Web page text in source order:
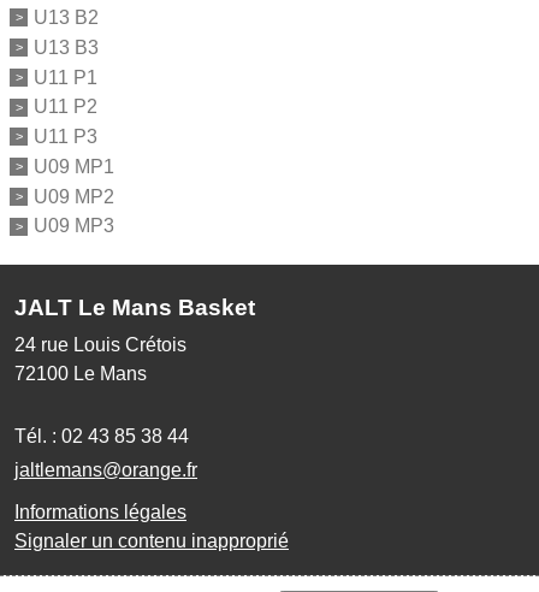
U13 B2
U13 B3
U11 P1
U11 P2
U11 P3
U09 MP1
U09 MP2
U09 MP3
JALT Le Mans Basket
24 rue Louis Crétois
72100 Le Mans
Tél. : 02 43 85 38 44
jaltlemans@orange.fr
Informations légales
Signaler un contenu inapproprié